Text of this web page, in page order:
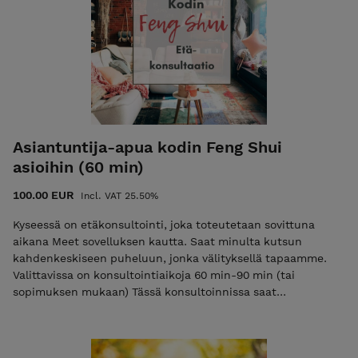
pilareita kutsutaan myös kohtalon pilareiksi, koska ne
pysyvät muuttumattomana läpi elämän, joskin erilaisia
painopisteitä kartalla tulee iän mukana sekä ajanjaksojen
vaikutuksista eri vuosina. Kohtalonpilareiden lisäksi katson
sen hetkistä 10 vuoden onnenpilaria ja sen vaikutuksia sekä
annan lyhyen katsauksen siitä miten kuluva vuosi vaikuttaa
sinuun. Etätulkinnan lisäksi saat itsellesi PDF tiedostona
Asiantuntija-apua kodin Feng Shui
asioihin (60 min)
100.00 EUR Incl. VAT 25.50%
Kyseessä on etäkonsultointi, joka toteutetaan sovittuna
aikana Meet sovelluksen kautta. Saat minulta kutsun
kahdenkeskiseen puheluun, jonka välityksellä tapaamme.
Valittavissa on konsultointiaikoja 60 min-90 min (tai
sopimuksen mukaan) Tässä konsultoinnissa saat
millaisia asioita niillä alueilla tulisi ottaa huomioon.